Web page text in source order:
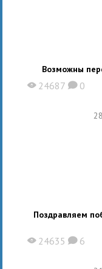
Возможны
X 24687 K 0
Поздравляем
X 24635 K 6